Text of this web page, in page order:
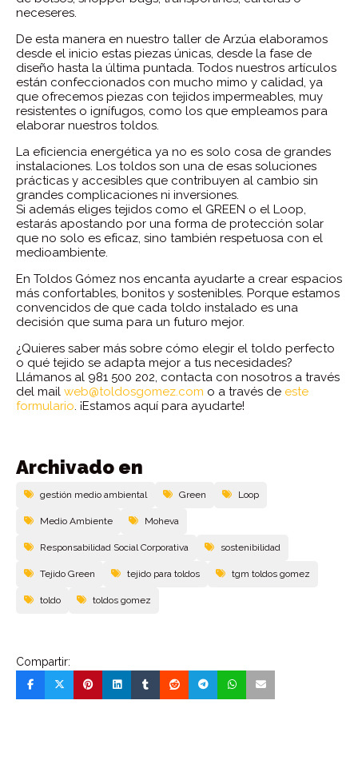
neceseres.
De esta manera en nuestro taller de Arzúa elaboramos
desde el inicio estas piezas únicas, desde la fase de
diseño hasta la última puntada. Todos nuestros artículos
están confeccionados con mucho mimo y calidad, ya
que ofrecemos piezas con tejidos impermeables, muy
resistentes o ignífugos, como los que empleamos para
elaborar nuestros toldos.
La eficiencia energética ya no es solo cosa de grandes
instalaciones. Los toldos son una de esas soluciones
prácticas y accesibles que contribuyen al cambio sin
grandes complicaciones ni inversiones.
Si además eliges tejidos como el GREEN o el Loop,
estarás apostando por una forma de protección solar
que no solo es eficaz, sino también respetuosa con el
medioambiente.
En Toldos Gómez nos encanta ayudarte a crear espacios
más confortables, bonitos y sostenibles. Porque estamos
convencidos de que cada toldo instalado es una
decisión que suma para un futuro mejor.
¿Quieres saber más sobre cómo elegir el toldo perfecto
o qué tejido se adapta mejor a tus necesidades?
Llámanos al 981 500 202, contacta con nosotros a través
del mail web@toldosgomez.com o a través de este
formulario ¡Estamos aquí para ayudarte!
Archivado en
gestión medio ambiental Green Loop
Medio Ambiente Moheva
Responsabilidad Social Corporativa sostenibilidad
Tejido Green tejido para toldos tgm toldos gomez
toldo toldos gomez
Compartir: